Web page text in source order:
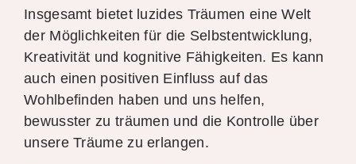
Insgesamt bietet luzides Träumen eine Welt
der Möglichkeiten für die Selbstentwicklung,
Kreativität und kognitive Fähigkeiten. Es kann
auch einen positiven Einfluss auf das
Wohlbefinden haben und uns helfen,
bewusster zu träumen und die Kontrolle über
unsere Träume zu erlangen.